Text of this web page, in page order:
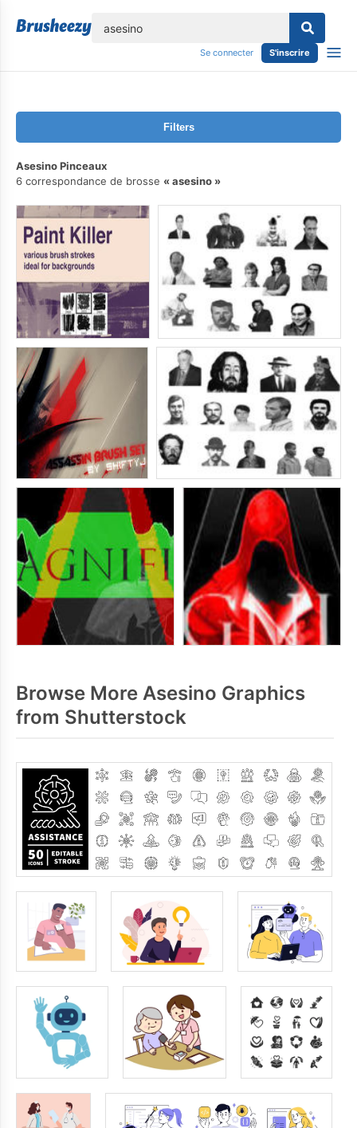
Se connecter S'inscrire
Filters
Asesino Pinceaux
6 correspondance de brosse
asesino
Browse More Asesino Graphics
from Shutterstock